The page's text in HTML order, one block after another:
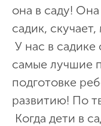
она в саду!
садик,
У нас в садике
самые лучшие
подготовке
развитию! По
Когда дети в